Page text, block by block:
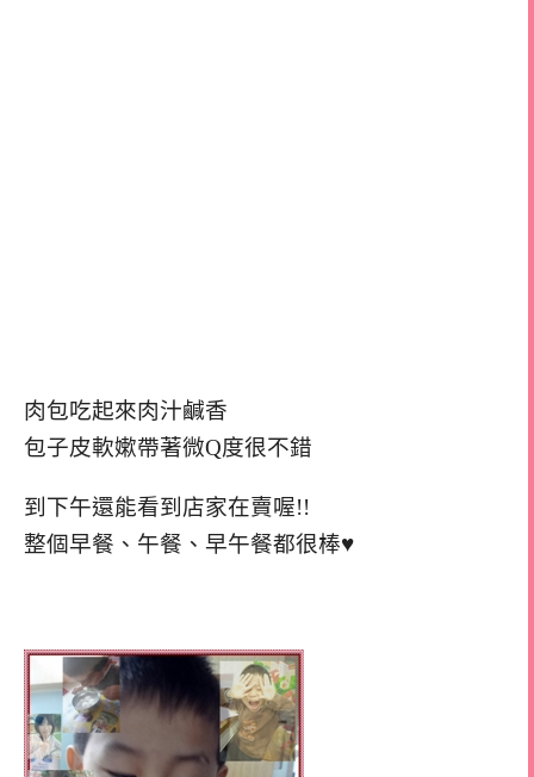
肉包吃起來肉汁鹹香
包子皮軟嫰帶著微Q度很不錯
到下午還能看到店家在賣喔!!
整個早餐、午餐、早午餐都很棒♥